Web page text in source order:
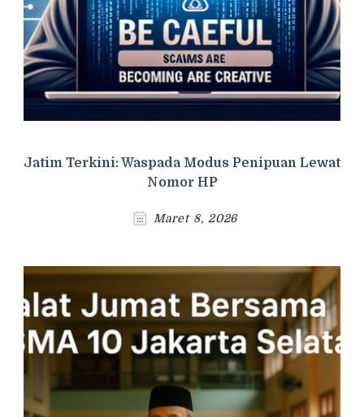
Jatim Terkini: Waspada Modus Penipuan Lewat
Nomor HP
Maret 8, 2026